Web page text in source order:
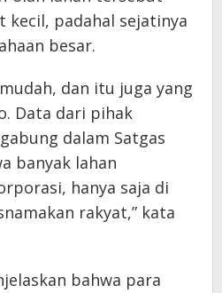
kecil, padahal sejatinya
besar.
dan itu juga yang
Data dari pihak
dalam Satgas
banyak lahan
hanya saja di
rakyat,” kata
bahwa para